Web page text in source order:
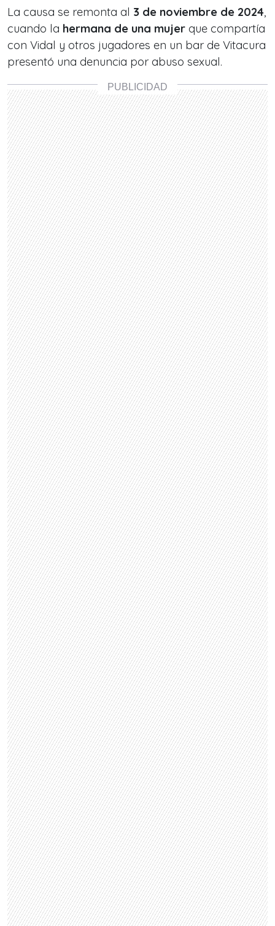
La causa se remonta al 3 de noviembre de 2024,
cuando la hermana de una mujer que compartía
con Vidal y otros jugadores en un bar de Vitacura
presentó una denuncia por abuso sexual.